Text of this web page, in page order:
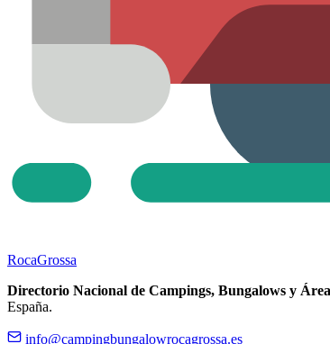
RocaGrossa
Directorio Nacional de Campings, Bungalows y
España.
info@campingbungalowrocagrossa.es